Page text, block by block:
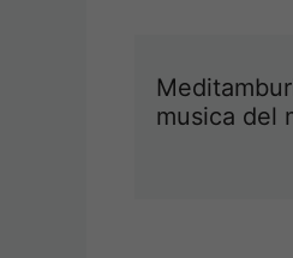
musica del